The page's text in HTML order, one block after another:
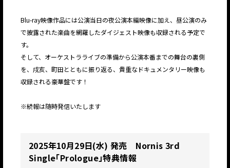
Blu-ray映像作品には公演当日の夜公演本編映像に加え、昼公演のみ
で披露された楽曲を網羅したダイジェスト映像も収録される予定で
す。
そして、オーケストラライブの準備から公演本番までの舞台の裏側
を、戌亥、町田とともに振り返る、貴重なドキュメンタリー映像も
収録される豪華盤です！
※続報は随時発信いたします
2025年10月29日(水) 発売 Nornis 3rd
Single「Prologue」特典情報